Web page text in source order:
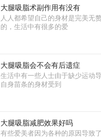
大腿吸脂术副作用有没有
人人都希望自己的身材是完美无
的，生活中有很多的爱
大腿吸脂会不会有后遗症
生活中有一些人士由于缺少运动
自身苗条的身材受到
大腿吸脂减肥效果好吗
有些爱美者因为各种的原因导致